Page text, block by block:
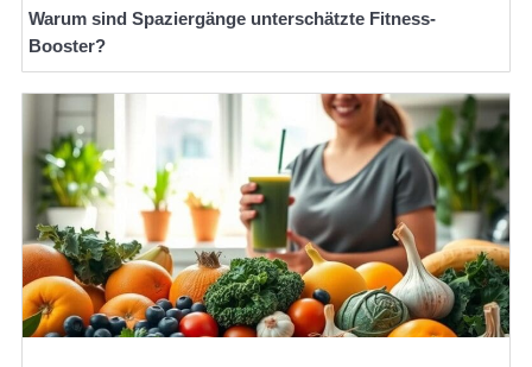
Warum sind Spaziergänge unterschätzte Fitness-
Booster?